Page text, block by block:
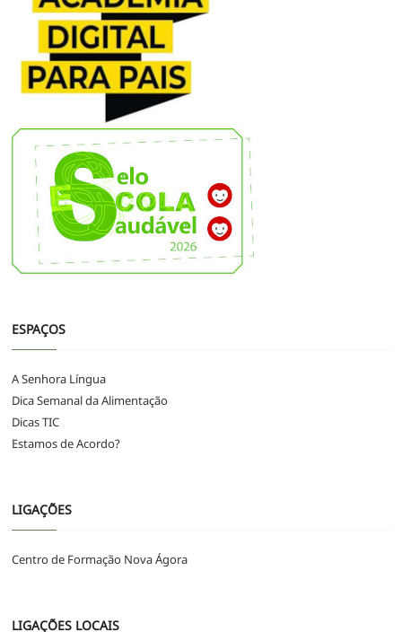
ESPAÇOS
A Senhora Língua
Dica Semanal da Alimentação
Dicas TIC
Estamos de Acordo?
LIGAÇÕES
Centro de Formação Nova Ágora
LIGAÇÕES LOCAIS